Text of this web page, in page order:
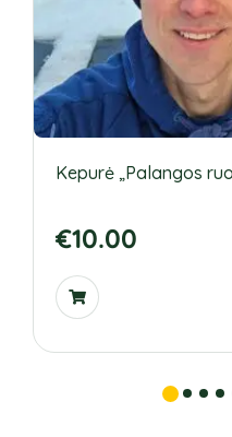
Kepurė „Palangos
€10.00